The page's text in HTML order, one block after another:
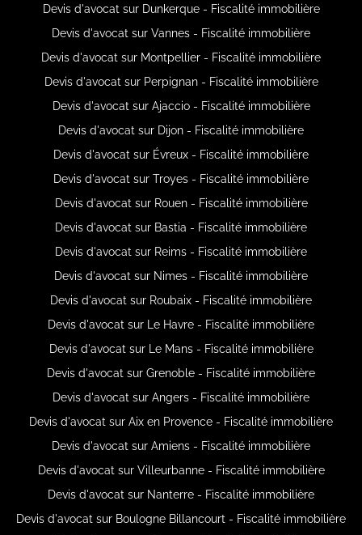
Devis d'avocat sur Dunkerque - Fiscalité immobilière
Devis d'avocat sur Vannes - Fiscalité immobilière
Devis d'avocat sur Montpellier - Fiscalité immobilière
Devis d'avocat sur Perpignan - Fiscalité immobilière
Devis d'avocat sur Ajaccio - Fiscalité immobilière
Devis d'avocat sur Dijon - Fiscalité immobilière
Devis d'avocat sur Évreux - Fiscalité immobilière
Devis d'avocat sur Troyes - Fiscalité immobilière
Devis d'avocat sur Rouen - Fiscalité immobilière
Devis d'avocat sur Bastia - Fiscalité immobilière
Devis d'avocat sur Reims - Fiscalité immobilière
Devis d'avocat sur Nimes - Fiscalité immobilière
Devis d'avocat sur Roubaix - Fiscalité immobilière
Devis d'avocat sur Le Havre - Fiscalité immobilière
Devis d'avocat sur Le Mans - Fiscalité immobilière
Devis d'avocat sur Grenoble - Fiscalité immobilière
Devis d'avocat sur Angers - Fiscalité immobilière
Devis d'avocat sur Aix en Provence - Fiscalité immobilière
Devis d'avocat sur Amiens - Fiscalité immobilière
Devis d'avocat sur Villeurbanne - Fiscalité immobilière
Devis d'avocat sur Nanterre - Fiscalité immobilière
Devis d'avocat sur Boulogne Billancourt - Fiscalité immobilière